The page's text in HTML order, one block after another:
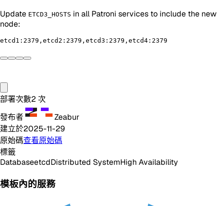
Update ETCD3_HOSTS in all Patroni services to include the new
node:
部署次數2 次
發布者
Zeabur
建立於2025-11-29
原始碼查看原始碼
標籤
DatabaseetcdDistributed SystemHigh Availability
模板內的服務